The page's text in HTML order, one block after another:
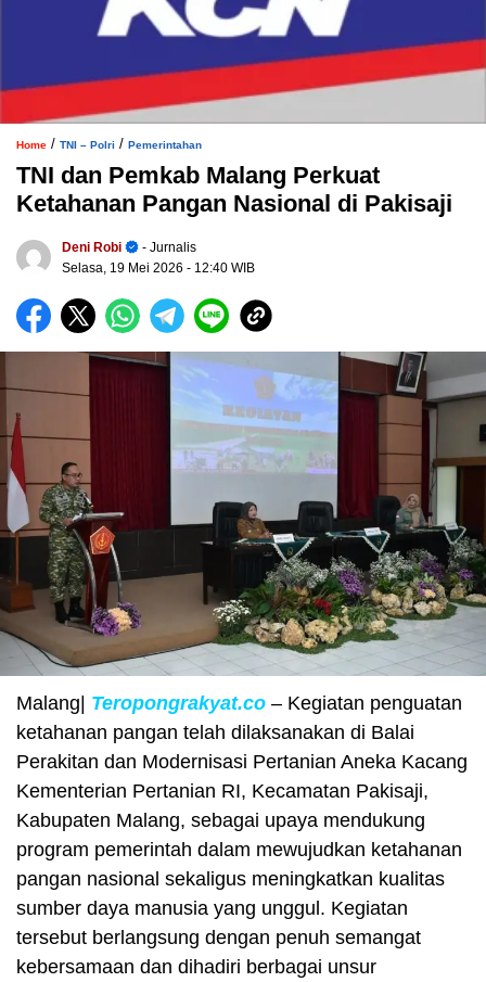
Home / TNI – Polri / Pemerintahan
TNI dan Pemkab Malang Perkuat
Ketahanan Pangan Nasional di Pakisaji
Deni Robi
- Jurnalis
Selasa, 19 Mei 2026 - 12:40 WIB
Malang| Teropongrakyat.co – Kegiatan penguatan
ketahanan pangan telah dilaksanakan di Balai
Perakitan dan Modernisasi Pertanian Aneka Kacang
Kementerian Pertanian RI, Kecamatan Pakisaji,
Kabupaten Malang, sebagai upaya mendukung
program pemerintah dalam mewujudkan ketahanan
pangan nasional sekaligus meningkatkan kualitas
sumber daya manusia yang unggul. Kegiatan
tersebut berlangsung dengan penuh semangat
kebersamaan dan dihadiri berbagai unsur